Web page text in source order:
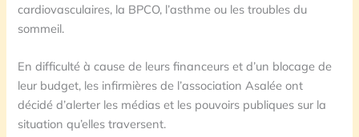
cardiovasculaires, la BPCO, l’asthme ou les troubles du
sommeil.
En difficulté à cause de leurs financeurs et d’un blocage de
leur budget, les infirmières de l’association Asalée ont
décidé d’alerter les médias et les pouvoirs publiques sur la
situation qu’elles traversent.